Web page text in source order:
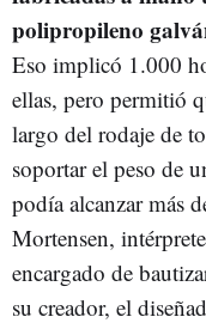
polipropileno
Eso implicó 1.000
ellas, pero permitió
largo del rodaje de
soportar el peso de
podía alcanzar más
Mortensen,
encargado de
su creador, el